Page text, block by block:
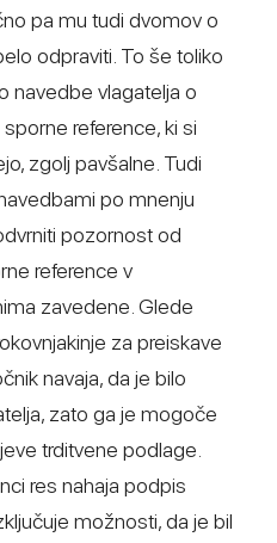
pa mu tudi dvomov o
odpraviti. To še toliko
navedbe vlagatelja o
reference, ki si
zgolj pavšalne. Tudi
po mnenju
pozornost od
reference v
zavedene. Glede
za preiskave
navaja, da je bilo
zato ga je mogoče
trditvene podlage.
res nahaja podpis
možnosti, da je bil